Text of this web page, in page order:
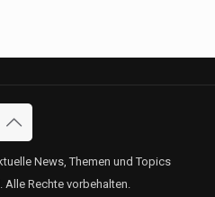
News, Themen und Topics
Alle Rechte vorbehalten.